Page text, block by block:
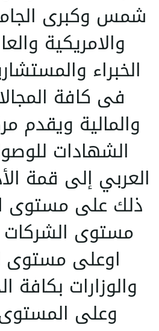
شمس وكبرى
والامريكية
الخبراء
فى كافة
والمالية ويقدم
الشهادات
العربي إلى قمة
ذلك على مستوى
مستوى الشركات
اوعلى مستوى
والوزارات بكافة
وعلى